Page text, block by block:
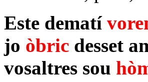
Este dematí
jo òbric desset
vosaltres sou